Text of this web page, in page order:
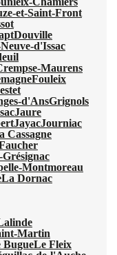
et-Saint-Front
Douville
d'Issac
Maurens
Fouleix
d'AnsGrignols
Jaure
JayacJourniac
Cassagne
Montmoreau
La Dornac
Martin
BugueLe Fleix